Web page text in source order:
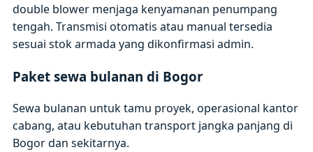
double blower menjaga kenyamanan penumpang
tengah. Transmisi otomatis atau manual tersedia
sesuai stok armada yang dikonfirmasi admin.
Paket sewa bulanan di Bogor
Sewa bulanan untuk tamu proyek, operasional kantor
cabang, atau kebutuhan transport jangka panjang di
Bogor dan sekitarnya.